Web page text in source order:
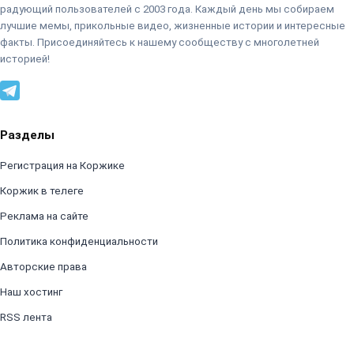
радующий пользователей с 2003 года. Каждый день мы собираем
лучшие мемы, прикольные видео, жизненные истории и интересные
факты. Присоединяйтесь к нашему сообществу с многолетней
историей!
Разделы
Регистрация на Коржике
Коржик в телеге
Реклама на сайте
Политика конфиденциальности
Авторские права
Наш хостинг
RSS лента